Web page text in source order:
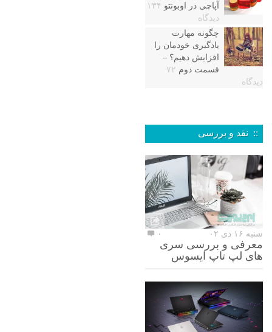
آپاچی در اوبونتو ۱۳۴
دیدگاه
چگونه مهارت
یادگیری خودمان را
افزایش دهیم؟ –
قسمت دوم ۷۲
دیدگاه
:: نقد و بررسی
شنبه ۱۶ دی ۰۲ ۰
معرفی و بررسی سری
های لپ تاپ ایسوس